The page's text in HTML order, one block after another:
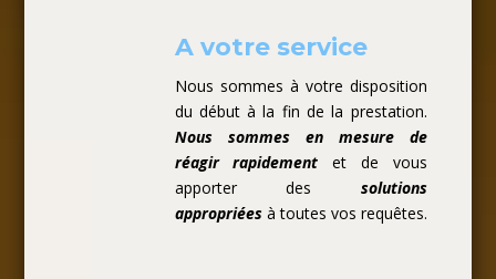
A votre service
Nous sommes à votre disposition
du début à la fin de la prestation.
Nous sommes en mesure de
réagir rapidement et de vous
apporter des solutions
appropriéesà toutes vos requêtes.